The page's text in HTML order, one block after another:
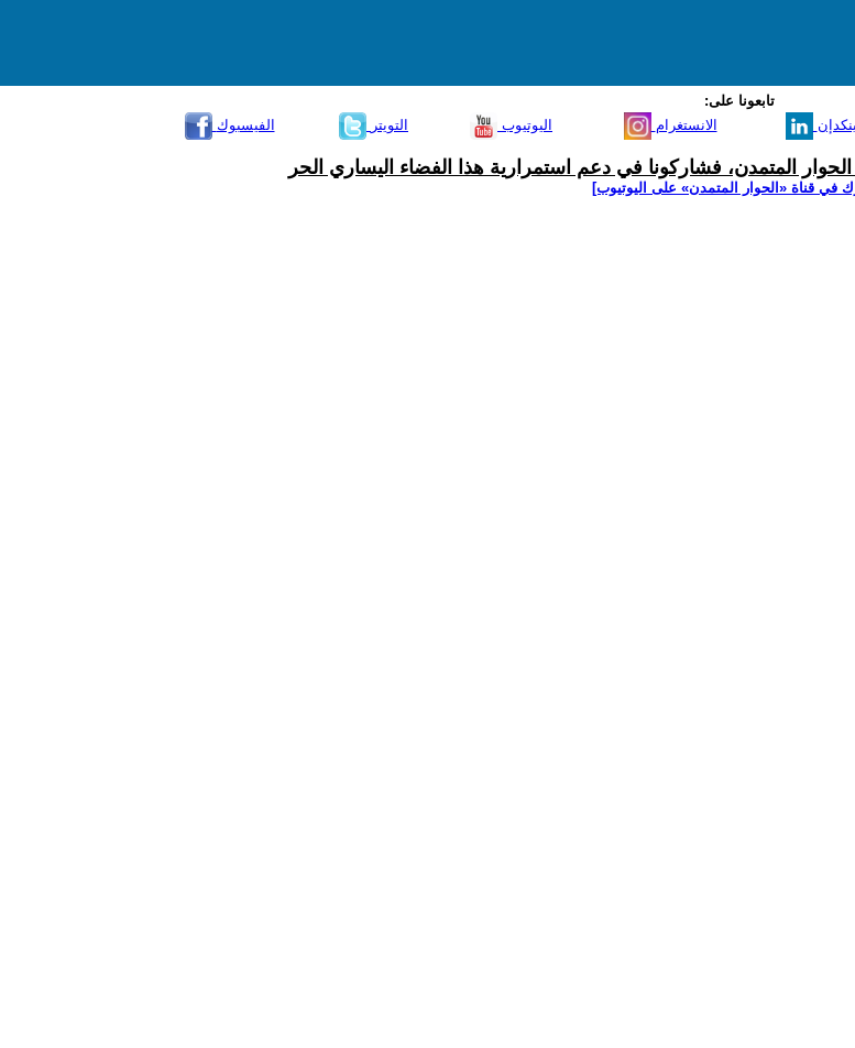
تابعونا على:
الفيسبوك
التويتر اليوتيوب الانستغرام
المتمدن، فشاركونا في دعم استمرارية هذا الفضاء اليساري الحر
في قناة ‫«الحوار المتمدن» على اليوتيوب]